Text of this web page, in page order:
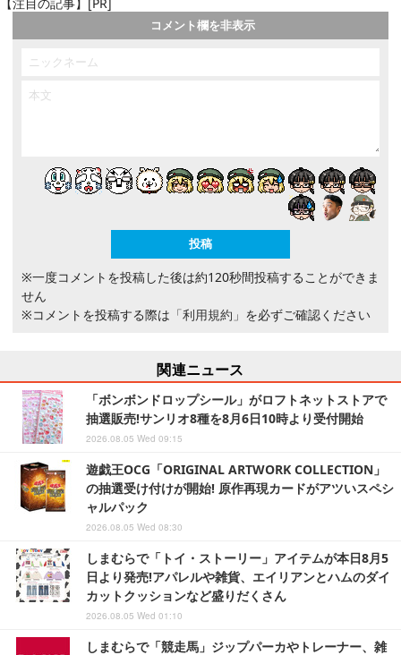
コメント欄を非表示
※一度コメントを投稿した後は約120秒間投稿することができま
せん
※コメントを投稿する際は 「利用規約」 を必ずご確認ください
関連ニュース
「ボンボンドロップシール」がロフトネットストアで
抽選販売!サンリオ8種を8月6日10時より受付開始
2026.08.05 Wed 09:15
遊戯王OCG「ORIGINAL ARTWORK COLLECTION」
の抽選受け付けが開始! 原作再現カードがアツいスペシ
ャルパック
2026.08.05 Wed 08:30
しまむらで「トイ・ストーリー」アイテムが本日8月5
日より発売!アパレルや雑貨、エイリアンとハムのダイ
カットクッションなど盛りだくさん
2026.08.05 Wed 01:10
しまむらで「競走馬」ジップパーカやトレーナー、雑